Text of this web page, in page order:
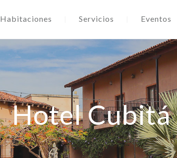
Habitaciones Servicios Eventos
Hotel Cubitá